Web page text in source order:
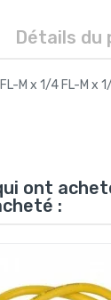
Détails du
M x 1/4 FL-M x
ont
: